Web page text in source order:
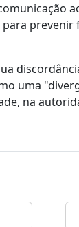
uma
na